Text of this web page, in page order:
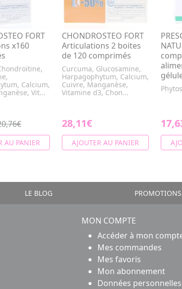
FORT
x160
Calcium,
Vit...
AU PANIER
CHONDROSTEO FORT
Articulations 2 boites
de 120 comprimés
Curcuma, Glucosamine,
Harpagophytum, Calcium,
Cuivre, Manganèse,
Vitamine d3, Chon...
28,11€
AJOUTER AU PANIER
LE BLOG PROMOTIONS
MON COMPTE
Accéder à mon
Mes commandes
Mes favoris
Mon abonnement
Données personnelles